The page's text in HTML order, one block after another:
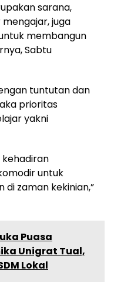
sarana,
juga
membangun
Sabtu
tuntutan dan
prioritas
yakni
kehadiran
untuk
zaman kekinian,”
Puasa
Unigrat Tual,
Lokal